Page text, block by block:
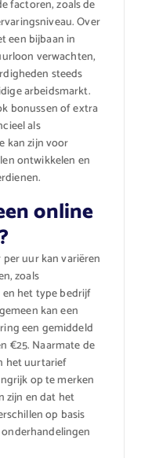
factoren, zoals de
Over
een bijbaan in
verwachten,
steeds
arbeidsmarkt.
bonussen of extra
als
kan zijn voor
ontwikkelen en
online
uur kan variëren
zoals
en het type bedrijf
kan een
een gemiddeld
€25. Naarmate de
het uurtarief
op te merken
zijn en dat het
op basis